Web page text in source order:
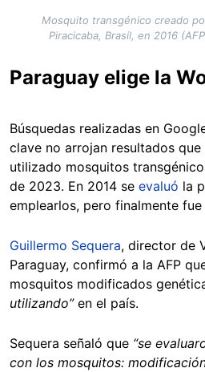
Mosquito transgénico creado
Piracicaba, Brasil, en 2016
Paraguay elige la
Búsquedas realizadas en
clave no arrojan resultados
utilizado mosquitos
de 2023. En 2014 se evaluó la
emplearlos, pero finalmente
Guillermo Sequera, director de
Paraguay, confirmó a la AFP
mosquitos modificados
utilizando”en el país.
Sequera señaló que “se
con los mosquitos: